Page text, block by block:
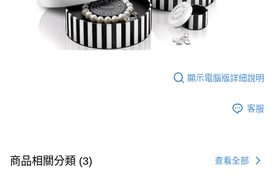
顯示電腦版詳細說明
客服
商品相關分類 (3) 查看全部